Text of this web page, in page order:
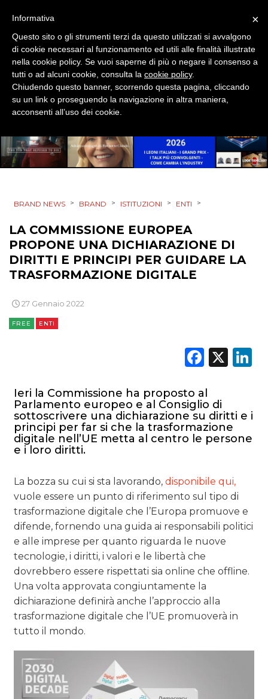
DATI
RICERCHE
NORMATIVE
OPINIONI
BRAND NEWS > BRAND > ISTITUZIONI > ENTI >
LA COMMISSIONE EUROPEA
PROPONE UNA DICHIARAZIONE DI
DIRITTI E PRINCIPI PER GUIDARE LA
TRASFORMAZIONE DIGITALE
27 Gennaio 2022
FREE ENTI
X
Ieri la Commissione ha proposto al
Parlamento europeo e al Consiglio di
sottoscrivere una dichiarazione su diritti e i
principi per far si che la trasformazione
digitale nell’UE metta al centro le persone
e i loro diritti.
La bozza su cui si sta lavorando,disponibile qui,
vuole essere un punto di riferimento sul tipo di
trasformazione digitale che l’Europa promuove e
difende, fornendo una guida ai responsabili politici
e alle imprese per quanto riguarda le nuove
tecnologie, i diritti, i valori e le libertà che
dovrebbero essere rispettati sia online che offline.
Una volta approvata congiuntamente la
dichiarazione definirà anche l’approccio alla
trasformazione digitale che l’UE promuoverà in
tutto il mondo.
×
Informativa
Questo sito o gli strumenti terzi da questo utilizzati si avvalgono
di cookie necessari al funzionamento ed utili alle finalità illustrate
nella cookie policy. Se vuoi saperne di più o negare il consenso a
tutti o ad alcuni cookie, consulta la cookie policy.
Chiudendo questo banner, scorrendo questa pagina, cliccando
su un link o proseguendo la navigazione in altra maniera,
acconsenti all’uso dei cookie.